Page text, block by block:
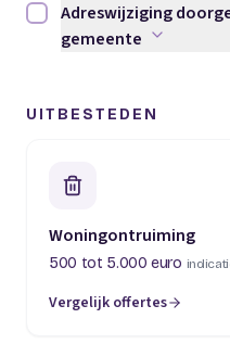
Adreswijziging
Adreswijziging
gemeente
UITBESTEDEN
Woningontruiming
500 tot 5.000 euro
Vergelijk offertes
(opent in een nieuw